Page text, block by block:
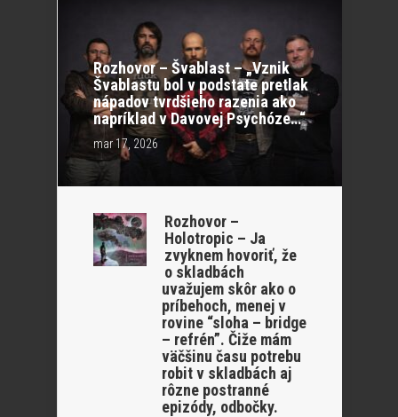
Rozhovor – Švablast – „Vznik
Švablastu bol v podstate pretlak
nápadov tvrdšieho razenia ako
napríklad v Davovej Psychóze…“
mar 17, 2026
Rozhovor –
Holotropic – Ja
zvyknem hovoriť, že
o skladbách
uvažujem skôr ako o
príbehoch, menej v
rovine “sloha – bridge
– refrén”. Čiže mám
väčšinu času potrebu
robit v skladbách aj
rôzne postranné
epizódy, odbočky.